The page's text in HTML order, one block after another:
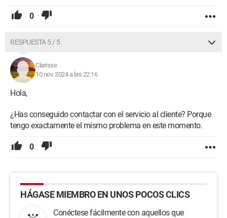
0
RESPUESTA 5 / 5
Clarisse
10 nov. 2024 a las 22:16
Hola,
¿Has conseguido contactar con el servicio al cliente? Porque
tengo exactamente el mismo problema en este momento.
0
HÁGASE MIEMBRO EN UNOS POCOS CLICS
Conéctese fácilmente con aquellos que